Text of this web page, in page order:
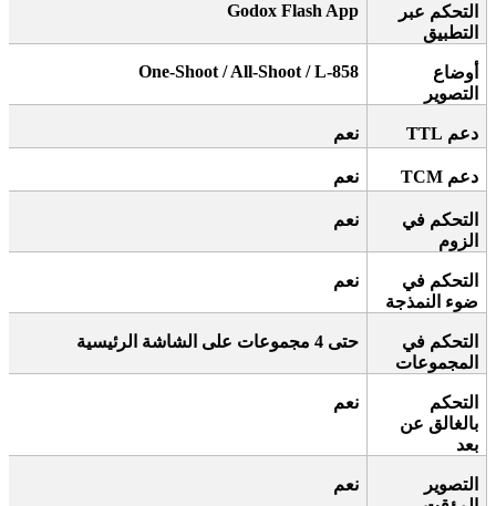
التحكم عبر
التطبيق
Godox Flash App
أوضاع
التصوير
One-Shoot / All-Shoot / L-858
دعم نعم
دعم TCM نعم
التحكم في
الزوم
نعم
التحكم في
ضوء النمذجة
نعم
التحكم في
المجموعات
حتى 4 مجموعات على الشاشة الرئيسية
التحكم
بالغالق عن
بعد
نعم
التصوير
نعم